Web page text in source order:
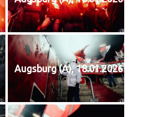
Augsburg (A), 18.01.2026